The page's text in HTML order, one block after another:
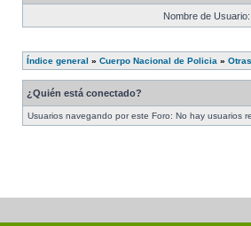
Nombre de Usuario:
Índice general » Cuerpo Nacional de Policia »
¿Quién está conectado?
Usuarios navegando por este Foro: No hay usuarios